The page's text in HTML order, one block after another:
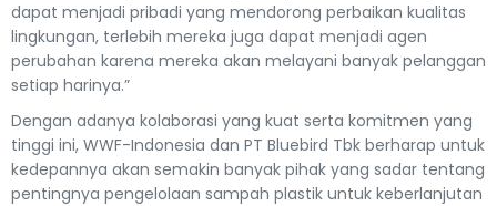
dapat menjadi pribadi yang mendorong perbaikan kualitas
lingkungan, terlebih mereka juga dapat menjadi agen
perubahan karena mereka akan melayani banyak pelanggan
setiap harinya.”
Dengan adanya kolaborasi yang kuat serta komitmen yang
tinggi ini, WWF-Indonesia dan PT Bluebird Tbk berharap untuk
kedepannya akan semakin banyak pihak yang sadar tentang
pentingnya pengelolaan sampah plastik untuk keberlanjutan